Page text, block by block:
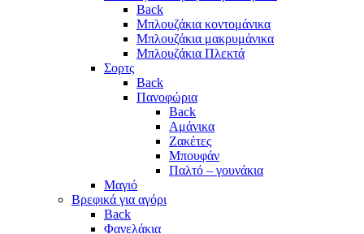
Back
Μπλουζάκια κοντομάνικα
Μπλουζάκια μακρυμάνικα
Μπλουζάκια Πλεκτά
Σορτς
Back
Πανοφώρια
Back
Αμάνικα
Ζακέτες
Μπουφάν
Παλτό – γουνάκια
Μαγιό
Βρεφικά για αγόρι
Back
Φανελάκια